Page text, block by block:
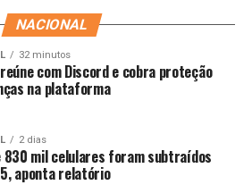
NACIONAL
32 minutos
reúne com Discord e cobra proteção
na plataforma
2 dias
830 mil celulares foram subtraídos
aponta relatório